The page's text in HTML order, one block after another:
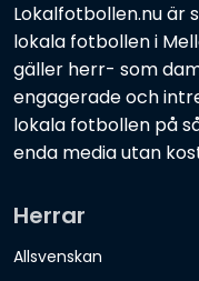
Lokalfotbollen.nu är
lokala fotbollen i
gäller herr- som
engagerade och
lokala fotbollen på
enda media utan
Herrar
Allsvenskan